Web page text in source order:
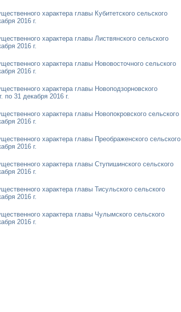
характера главы Кубитетского сельского
2016 г.
характера главы Листвянского сельского
2016 г.
характера главы Нововосточного сельского
2016 г.
характера главы Новоподзорновского
по 31 декабря 2016 г.
характера главы Новопокровского сельского
2016 г.
характера главы Преображенского сельского
2016 г.
характера главы Ступишинского сельского
2016 г.
характера главы Тисульского сельского
2016 г.
характера главы Чулымского сельского
2016 г.